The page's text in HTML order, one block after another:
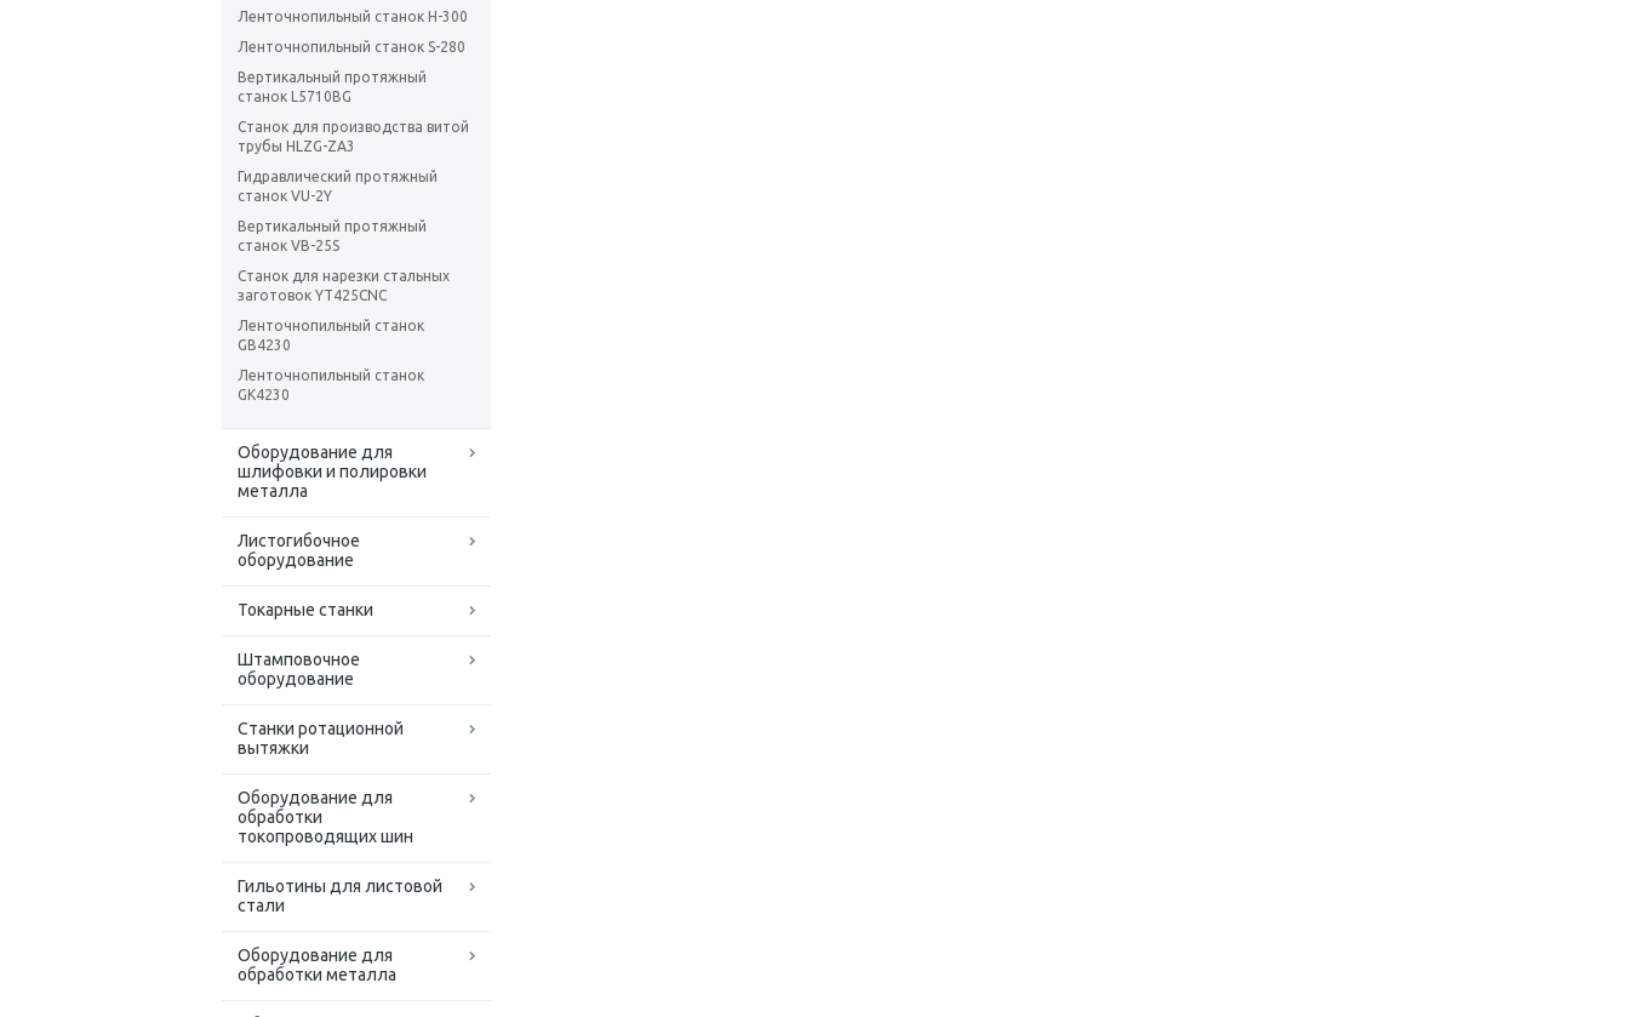
Ленточнопильный станок H-300
Ленточнопильный станок S-280
Вертикальный протяжный
станок L5710BG
Станок для производства витой
трубы HLZG-ZA3
Гидравлический протяжный
станок VU-2Y
Вертикальный протяжный
станок VB-25S
Станок для нарезки стальных
заготовок YT425CNC
Ленточнопильный станок
GB4230
Ленточнопильный станок
GK4230
Оборудование для
шлифовки и полировки
металла
Листогибочное
оборудование
Токарные станки
Штамповочное
оборудование
Станки ротационной
вытяжки
Оборудование для
обработки
токопроводящих шин
Гильотины для листовой
стали
Оборудование для
обработки металла